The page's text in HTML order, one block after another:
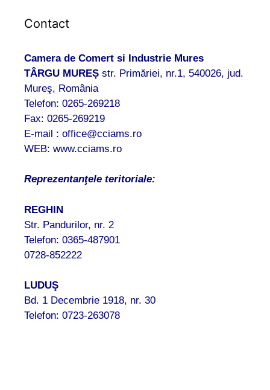
Contact
Camera de Comert si Industrie Mures
TÂRGU MUREȘ str. Primăriei, nr.1, 540026, jud.
Mureş, România
Telefon: 0265-269218
Fax: 0265-269219
E-mail : office@cciams.ro
WEB: www.cciams.ro
Reprezentanţele teritoriale:
REGHIN
Str. Pandurilor, nr. 2
Telefon: 0365-487901
0728-852222
LUDUŞ
Bd. 1 Decembrie 1918, nr. 30
Telefon: 0723-263078